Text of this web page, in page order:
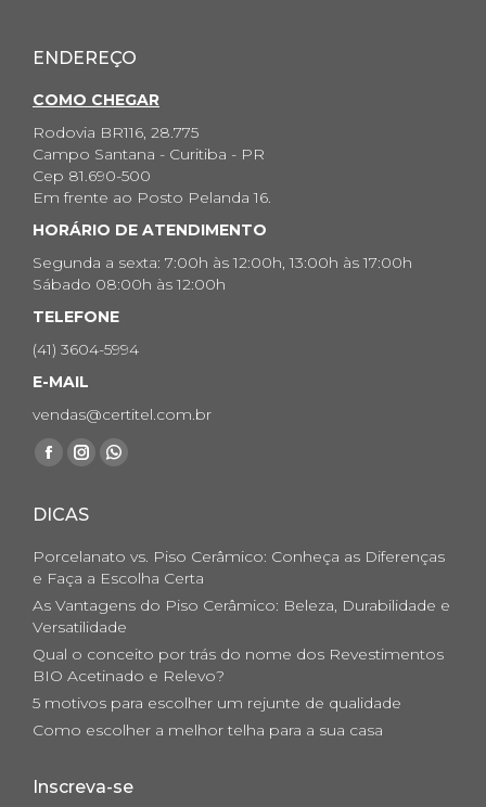
ENDEREÇO
COMO CHEGAR
Rodovia BR116, 28.775
Campo Santana - Curitiba - PR
Cep 81.690-500
Em frente ao Posto Pelanda 16.
HORÁRIO DE ATENDIMENTO
Segunda a sexta: 7:00h às 12:00h, 13:00h às 17:00h
Sábado 08:00h às 12:00h
TELEFONE
(41) 3604-5994
E-MAIL
vendas@certitel.com.br
Encontre-nos em:
Facebook
opens
new
window
Instagram
opens
in
new
window
Whatsapp
new
window
DICAS
Porcelanato vs. Piso Cerâmico: Conheça as Diferenças
e Faça a Escolha Certa
As Vantagens do Piso Cerâmico: Beleza, Durabilidade e
Versatilidade
Qual o conceito por trás do nome dos Revestimentos
BIO Acetinado e Relevo?
5 motivos para escolher um rejunte de qualidade
Como escolher a melhor telha para a sua casa
Inscreva-se